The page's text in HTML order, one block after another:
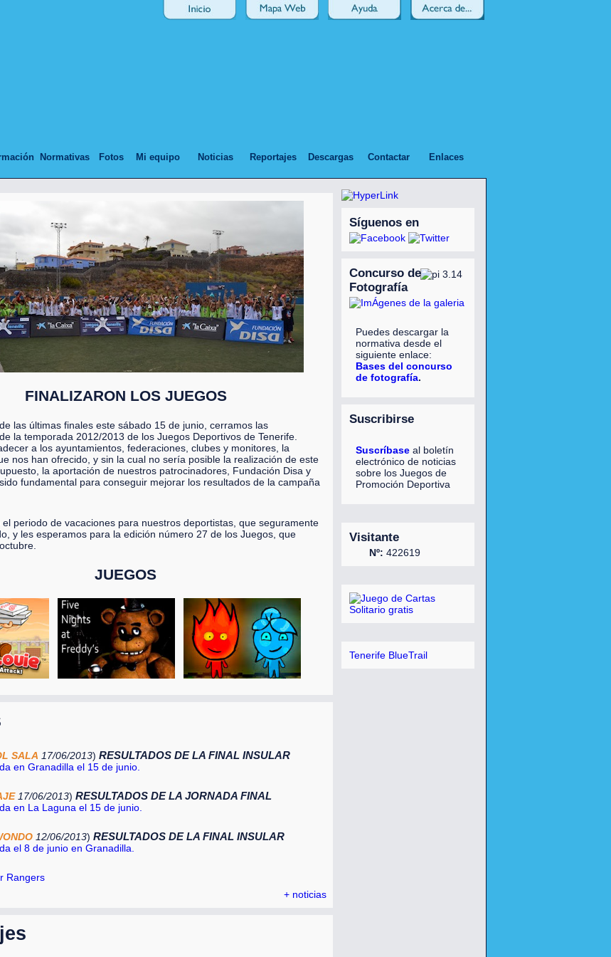
FINALIZARON LOS JUEGOS
las últimas finales este sábado 15 de junio, cerramos las
la temporada 2012/2013 de los Juegos Deportivos de Tenerife.
a los ayuntamientos, federaciones, clubes y monitores, la
nos han ofrecido, y sin la cual no sería posible la realización de este
la aportación de nuestros patrocinadores, Fundación Disa y
fundamental para conseguir mejorar los resultados de la campaña
periodo de vacaciones para nuestros deportistas, que seguramente
y les esperamos para la edición número 27 de los Juegos, que
JUEGOS
SALA 17/06/2013) RESULTADOS DE LA FINAL INSULAR
en Granadilla el 15 de junio.
17/06/2013) RESULTADOS DE LA JORNADA FINAL
en La Laguna el 15 de junio.
12/06/2013) RESULTADOS DE LA FINAL INSULAR
el 8 de junio en Granadilla.
Rangers
+ noticias
Síguenos en
Concurso de
Fotografía
Puedes descargar la
normativa desde el
siguiente enlace:
Bases del concurso
de fotografía.
Suscribirse
Suscríbase al boletín
electrónico de noticias
sobre los Juegos de
Promoción Deportiva
Visitante
Nº:422619
Tenerife BlueTrail
Normativas Fotos Mi equipo Noticias Reportajes Descargas Contactar Enlaces